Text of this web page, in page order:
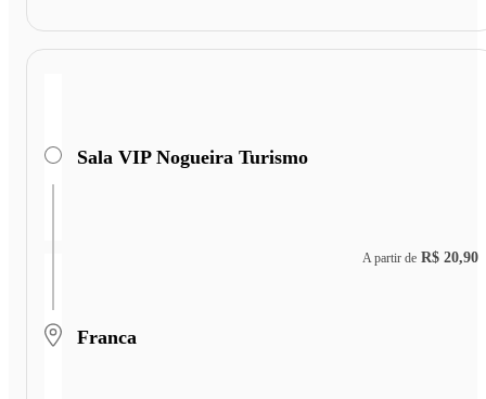
Sala VIP Nogueira Turismo
Franca
A partir de R$ 20,90